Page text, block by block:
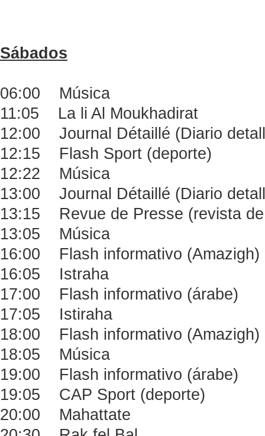
Sábados
06:00 Música
11:05 La li Al Moukhadirat
12:00 Journal Détaillé (Diario
12:15 Flash Sport (deporte)
12:22 Música
13:00 Journal Détaillé (Diario
13:15 Revue de Presse (revista
13:05 Música
16:00 Flash informativo (Amazigh)
16:05 Istraha
17:00 Flash informativo (árabe)
17:05 Istiraha
18:00 Flash informativo (Amazigh)
18:05 Música
19:00 Flash informativo (árabe)
19:05 CAP Sport (deporte)
20:00 Mahattate